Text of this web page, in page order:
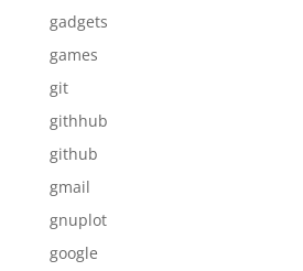
gadgets
games
git
githhub
github
gmail
gnuplot
google